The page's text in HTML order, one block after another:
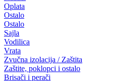
Oplata
Ostalo
Ostalo
Sajla
Vodilica
Vrata
Zvučna izolacija / Zaštita
Zaštite, poklopci i ostalo
Brisači i perači